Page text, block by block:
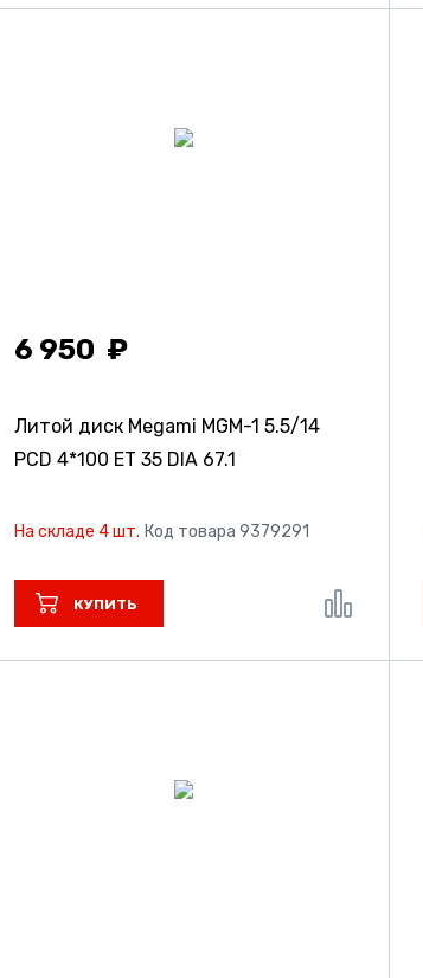
6 950
Литой диск Megami MGM-1 5.5/14
PCD 4*100 ET 35 DIA 67.1
На складе 4 шт. Код товара 9379291
КУПИТЬ